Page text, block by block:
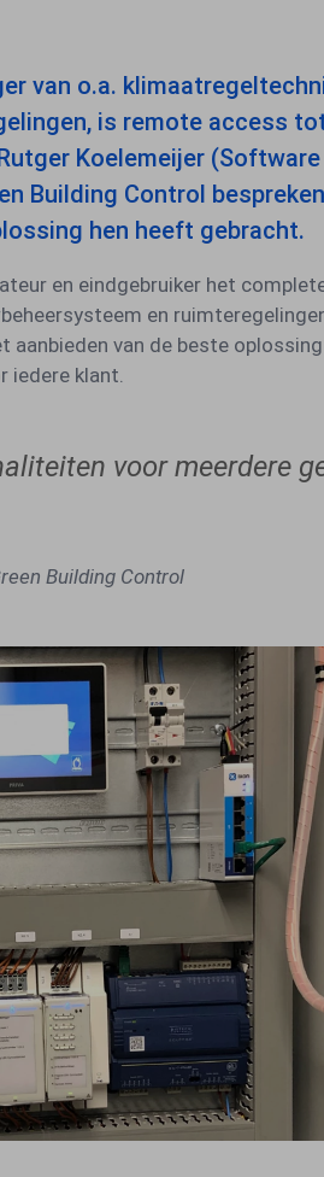
van o.a.
is remote access
Koelemeijer
Building Control
hen heeft gebracht.
en eindgebruiker het
en
van de beste
iedere klant.
voor meerdere
Building Control